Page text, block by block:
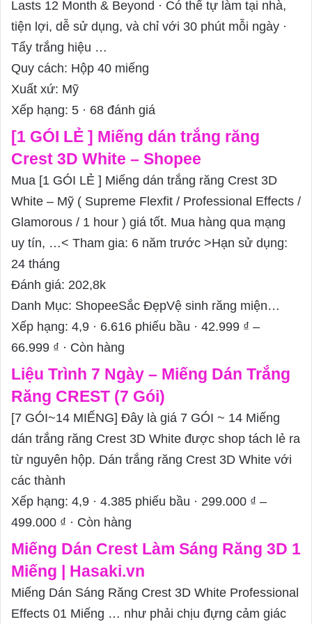
Lasts 12 Month & Beyond · Có thể tự làm tại nhà,
tiện lợi, dễ sử dụng, và chỉ với 30 phút mỗi ngày ·
Tẩy trắng hiệu …
Quy cách: Hộp 40 miếng
Xuất xứ: Mỹ
Xếp hạng: 5 · ‎68 đánh giá
[1 GÓI LẺ ] Miếng dán trắng răng
Crest 3D White – Shopee
Mua [1 GÓI LẺ ] Miếng dán trắng răng Crest 3D
White – Mỹ ( Supreme Flexfit / Professional Effects /
Glamorous / 1 hour ) giá tốt. Mua hàng qua mạng
uy tín, …< Tham gia: 6 năm trước >Hạn sử dụng:
24 tháng
Đánh giá: 202,8k
Danh Mục: ShopeeSắc ĐẹpVệ sinh răng miện…
Xếp hạng: 4,9 · ‎6.616 phiếu bầu · ‎42.999 ₫ –
66.999 ₫ · ‎Còn hàng
Liệu Trình 7 Ngày – Miếng Dán Trắng
Răng CREST (7 Gói)
[7 GÓI~14 MIẾNG] Đây là giá 7 GÓI ~ 14 Miếng
dán trắng răng Crest 3D White được shop tách lẻ ra
từ nguyên hộp. Dán trắng răng Crest 3D White với
các thành
Xếp hạng: 4,9 · ‎4.385 phiếu bầu · ‎299.000 ₫ –
499.000 ₫ · ‎Còn hàng
Miếng Dán Crest Làm Sáng Răng 3D 1
Miếng | Hasaki.vn
Miếng Dán Sáng Răng Crest 3D White Professional
Effects 01 Miếng … như phải chịu đựng cảm giác